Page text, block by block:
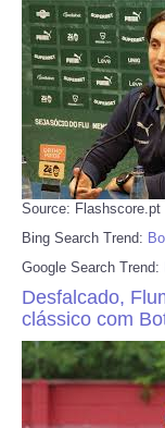
Source: Flashscore.pt
Bing Search Trend:
Google Search Trend:
Desfalcado,
clássico com